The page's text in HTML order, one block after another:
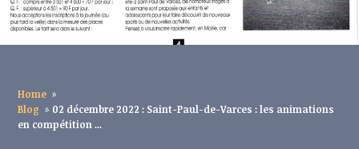
Home »
Blog » 02 décembre 2022 : Saint-Paul-de-Varces : les animations
en compétition ...